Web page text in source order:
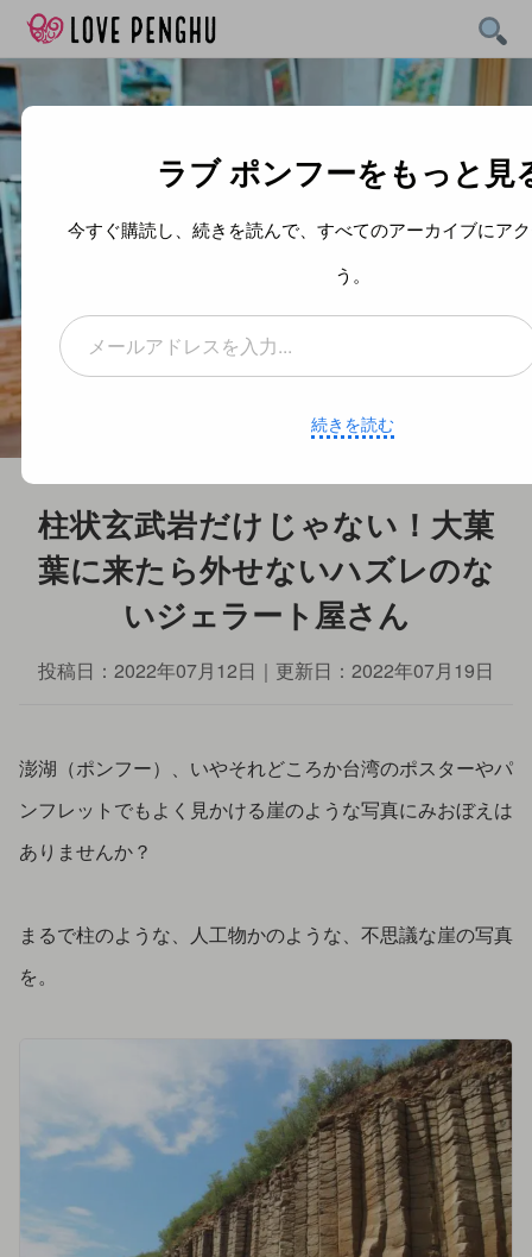
Skip
content
柱状玄武岩だけじゃない！大菓
葉に来たら外せないハズレのな
いジェラート屋さん
投稿日： 2022年07月12日 ｜更新日： 2022年07月19日
澎湖（ポンフー）、いやそれどころか台湾のポスターやパ
ンフレットでもよく見かける崖のような写真にみおぼえは
ありませんか？
まるで柱のような、人工物かのような、不思議な崖の写真
を。
ラブ ポンフーをもっと見
今すぐ購読し、続きを読んで、すべてのアーカイブにア
う。
メールアドレスを入力...
続きを読む